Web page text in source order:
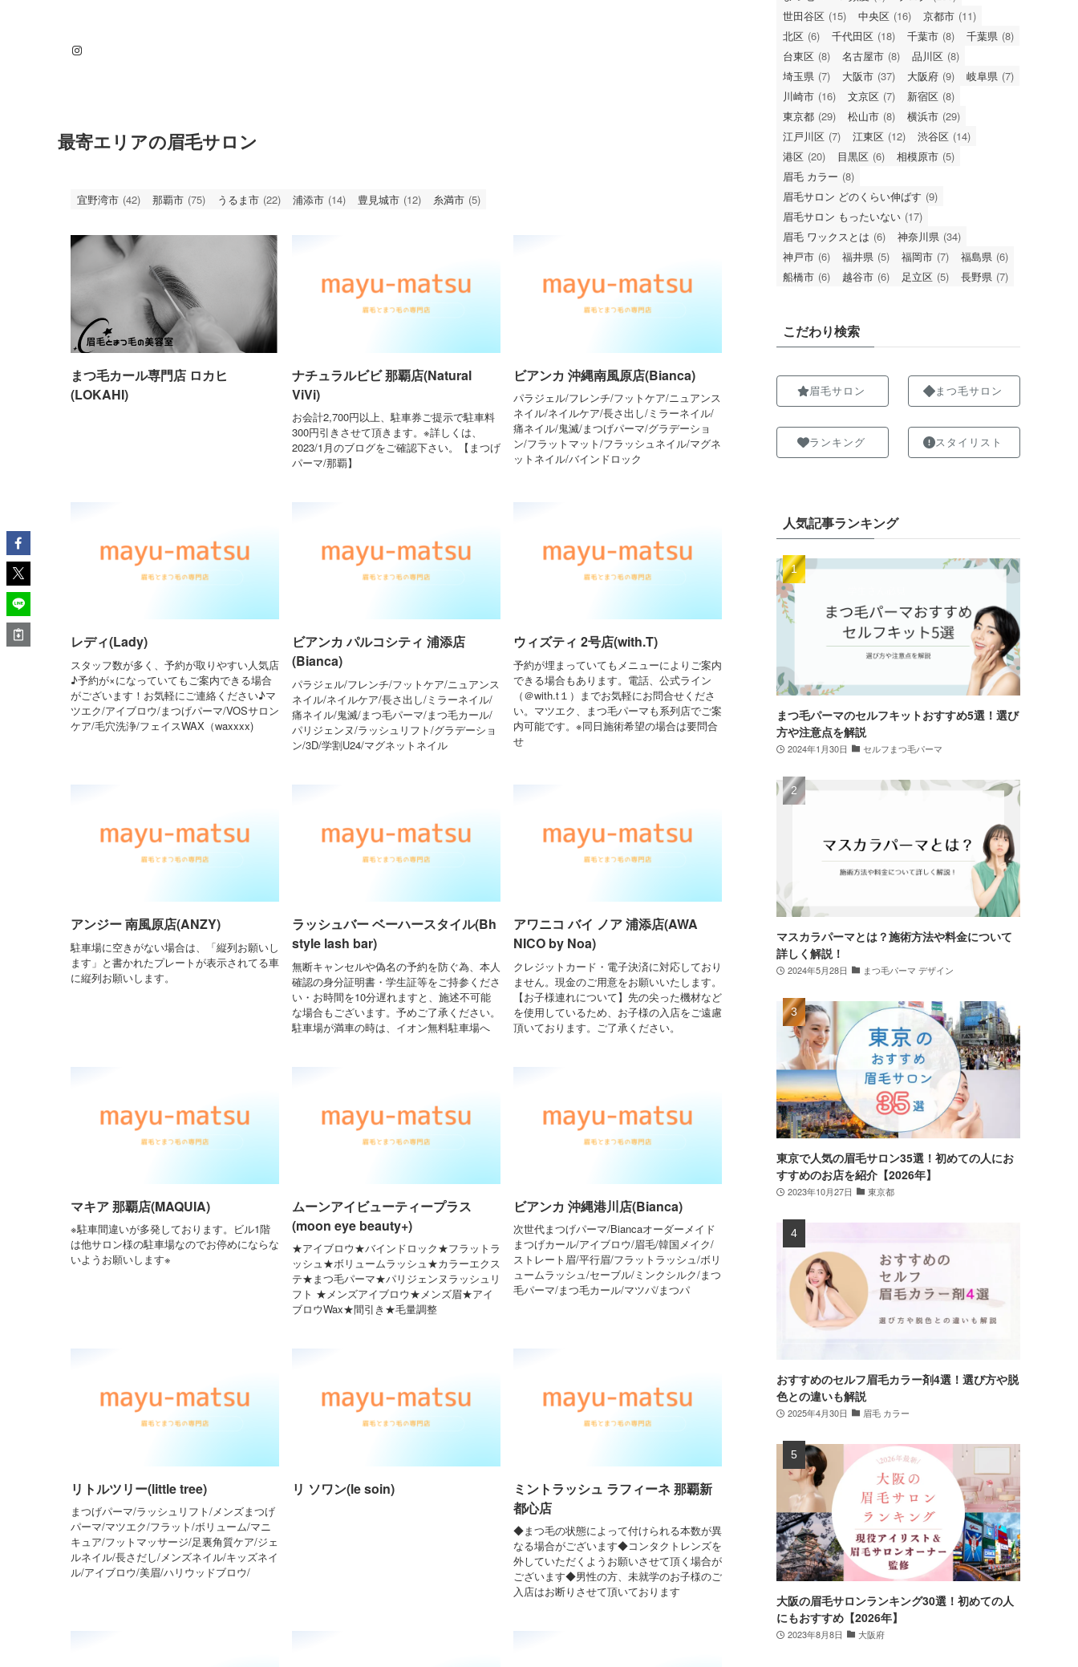
Instagram
最寄エリアの眉毛サロン
宜野湾市 (42) 那覇市 (75) うるま市 (22) 浦添市 (14) 豊見城市 (12) 糸満市 (5)
まつ毛カール専門店 ロカヒ
(LOKAHI)
ナチュラルビビ 那覇店(Natural
ViVi)
お会計2,700円以上、駐車券ご提示で駐車料
300円引きさせて頂きます。※詳しくは、
2023/1月のブログをご確認下さい。【まつげ
パーマ/那覇】
ビアンカ 沖縄南風原店(Bianca)
パラジェル/フレンチ/フットケア/ニュアンス
ネイル/ネイルケア/長さ出し/ミラーネイル/
痛ネイル/鬼滅/まつげパーマ/グラデーショ
ン/フラットマット/フラッシュネイル/マグネ
ットネイル/バインドロック
レディ(Lady)
スタッフ数が多く、予約が取りやすい人気店
♪予約が×になっていてもご案内できる場合
がございます！お気軽にご連絡ください♪マ
ツエク/アイブロウ/まつげパーマ/VOSサロン
ケア/毛穴洗浄/フェイスWAX（waxxxx)
ビアンカ パルコシティ 浦添店
(Bianca)
パラジェル/フレンチ/フットケア/ニュアンス
ネイル/ネイルケア/長さ出し/ミラーネイル/
痛ネイル/鬼滅/まつ毛パーマ/まつ毛カール/
パリジェンヌ/ラッシュリフト/グラデーショ
ン/3D/学割U24/マグネットネイル
ウィズティ 2号店(with.T)
予約が埋まっていてもメニューによりご案内
できる場合もあります。電話、公式ライン
（＠with.t１）までお気軽にお問合せくださ
い。マツエク、まつ毛パーマも系列店でご案
内可能です。※同日施術希望の場合は要問合
せ
アンジー 南風原店(ANZY)
駐車場に空きがない場合は、「縦列お願いし
ます」と書かれたプレートが表示されてる車
に縦列お願いします。
ラッシュバー ベーハースタイル(Bh
style lash bar)
無断キャンセルや偽名の予約を防ぐ為、本人
確認の身分証明書・学生証等をご持参くださ
い・お時間を10分遅れますと、施述不可能
な場合もございます。予めご了承ください。
駐車場が満車の時は、イオン無料駐車場へ
アワニコ バイ ノア 浦添店(AWA
NICO by Noa)
クレジットカード・電子決済に対応しており
ません。現金のご用意をお願いいたします。
【お子様連れについて】先の尖った機材など
を使用しているため、お子様の入店をご遠慮
頂いております。ご了承ください。
マキア 那覇店(MAQUIA)
※駐車間違いが多発しております。ビル1階
は他サロン様の駐車場なのでお停めにならな
いようお願いします※
ムーンアイビューティープラス
(moon eye beauty+)
★アイブロウ★バインドロック★フラットラ
ッシュ★ボリュームラッシュ★カラーエクス
テ★まつ毛パーマ★パリジェンヌラッシュリ
フト ★メンズアイブロウ★メンズ眉★アイ
ブロウWax★間引き★毛量調整
ビアンカ 沖縄港川店(Bianca)
次世代まつげパーマ/Biancaオーダーメイド
まつげカール/アイブロウ/眉毛/韓国メイク/
ストレート眉/平行眉/フラットラッシュ/ボリ
ュームラッシュ/セーブル/ミンクシルク/まつ
毛パーマ/まつ毛カール/マツパ/まつパ
リトルツリー(little tree)
まつげパーマ/ラッシュリフト/メンズまつげ
パーマ/マツエク/フラット/ボリューム/マニ
キュア/フットマッサージ/足裏角質ケア/ジェ
ルネイル/長さだし/メンズネイル/キッズネイ
ル/アイブロウ/美眉/ハリウッドブロウ/
リ ソワン(le soin)
ミントラッシュ ラフィーネ 那覇新
都心店
◆まつ毛の状態によって付けられる本数が異
なる場合がございます◆コンタクトレンズを
外していただくようお願いさせて頂く場合が
ございます◆男性の方、未就学のお子様のご
入店はお断りさせて頂いております
世田谷区 (15) 中央区 (16) 京都市 (11)
北区 (6) 千代田区 (18) 千葉市 (8) 千葉県 (8)
台東区 (8) 名古屋市 (8) 品川区 (8)
埼玉県 (7) 大阪市 (37) 大阪府 (9) 岐阜県 (7)
川崎市 (16) 文京区 (7) 新宿区 (8)
東京都 (29) 松山市 (8) 横浜市 (29)
江戸川区 (7) 江東区 (12) 渋谷区 (14)
港区 (20) 目黒区 (6) 相模原市 (5)
眉毛 カラー (8)
眉毛サロン どのくらい伸ばす (9)
眉毛サロン もったいない (17)
眉毛 ワックスとは (6) 神奈川県 (34)
神戸市 (6) 福井県 (5) 福岡市 (7) 福島県 (6)
船橋市 (6) 越谷市 (6) 足立区 (5) 長野県 (7)
こだわり検索
眉毛サロン
ランキング
まつ毛サロン
スタイリスト
人気記事ランキング
まつ毛パーマのセルフキットおすすめ5選！選び
方や注意点を解説
2024年1月30日 セルフまつ毛パーマ
マスカラパーマとは？施術方法や料金について
詳しく解説！
2024年5月28日 まつ毛パーマ デザイン
東京で人気の眉毛サロン35選！初めての人にお
すすめのお店を紹介【2026年】
2023年10月27日 東京都
おすすめのセルフ眉毛カラー剤4選！選び方や脱
色との違いも解説
2025年4月30日 眉毛 カラー
大阪の眉毛サロンランキング30選！初めての人
にもおすすめ【2026年】
2023年8月8日 大阪府